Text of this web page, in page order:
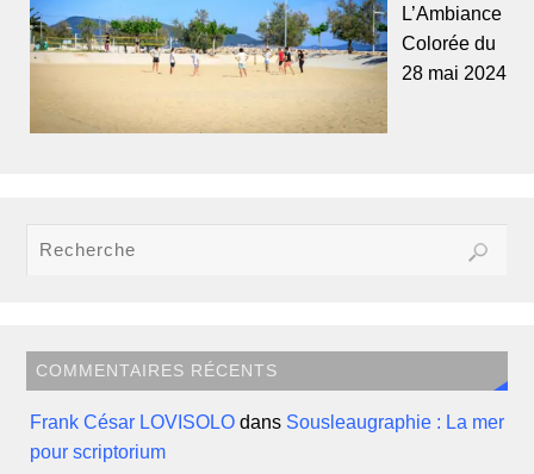
L’Ambiance
Colorée du
28 mai 2024
COMMENTAIRES RÉCENTS
Frank César LOVISOLO dans Sousleaugraphie : La mer
pour scriptorium